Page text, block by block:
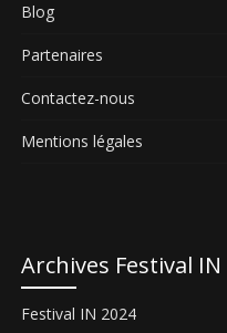
Blog
Partenaires
Contactez-nous
Mentions légales
Archives Festival IN
Festival IN 2024